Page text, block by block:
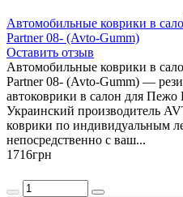
Автомобильные коврики в
Partner 08- (Avto-Gumm)
Оставить отзыв
Автомобильные коврики в
Partner 08- (Avto-Gumm) —
автоковрики в салон для
Украинский производитель
коврики по индивидуальным
непосредственно с ваш...
1716грн